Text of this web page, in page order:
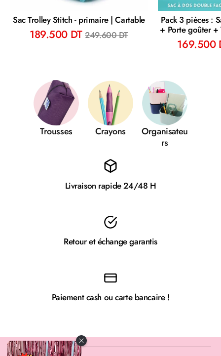
Sac Trolley Stitch - primaire | Cartable
189.500 DTPrix
régulier
249.600 DT
Pack 3 pièces :
+ Porte goûter +
169.500
Trousses Crayons
Organisateu
rs
Livraison rapide 24/48 H
Retour et échange garantis
Paiement cash ou carte bancaire !